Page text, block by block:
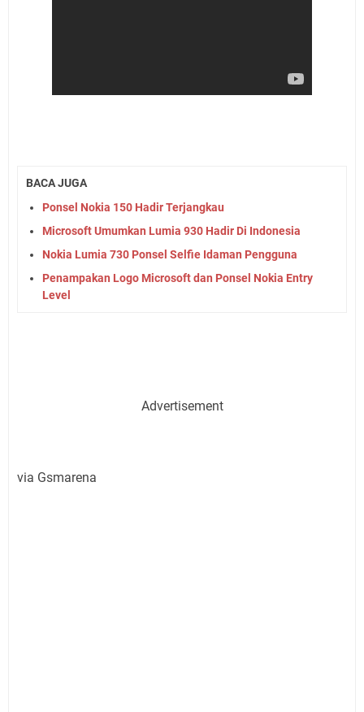
BACA JUGA
Ponsel Nokia 150 Hadir Terjangkau
Microsoft Umumkan Lumia 930 Hadir Di Indonesia
Nokia Lumia 730 Ponsel Selfie Idaman Pengguna
Penampakan Logo Microsoft dan Ponsel Nokia Entry
Level
Advertisement
via Gsmarena